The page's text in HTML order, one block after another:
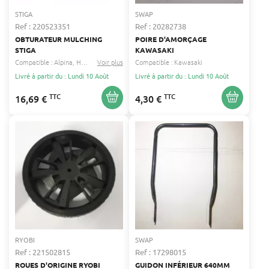
STIGA
Ref : 220523351
OBTURATEUR MULCHING
STIGA
Compatible :Alpina Helington ...
Voir plus
Livré à partir du : Lundi 10 Août
16,69 € TTC
SWAP
Ref : 20282738
POIRE D'AMORÇAGE
KAWASAKI
Compatible : Kawasaki
Livré à partir du : Lundi 10 Août
4,30 € TTC
RYOBI
Ref : 221502815
ROUES D'ORIGINE RYOBI
SWAP
Ref : 17298015
GUIDON INFÉRIEUR 640MM